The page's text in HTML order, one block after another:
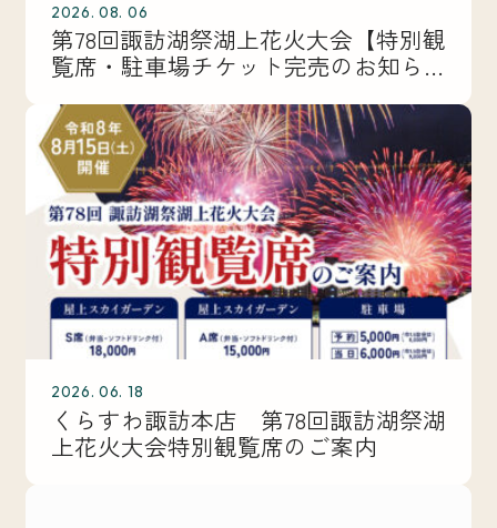
2026. 08. 06
第78回諏訪湖祭湖上花火大会【特別観
覧席・駐車場チケット完売のお知ら
2026. 06. 18
くらすわ諏訪本店 第78回諏訪湖祭湖
上花火大会特別観覧席のご案内